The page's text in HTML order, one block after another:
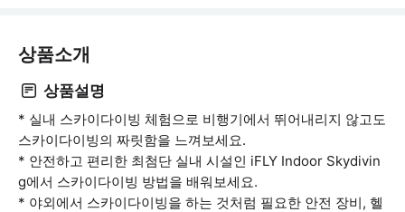
상품소개
상품설명
* 실내 스카이다이빙 체험으로 비행기에서 뛰어내리지 않고도
스카이다이빙의 짜릿함을 느껴보세요.
* 안전하고 편리한 최첨단 실내 시설인 iFLY Indoor Skydivin
g에서 스카이다이빙 방법을 배워보세요.
* 야외에서 스카이다이빙을 하는 것처럼 필요한 안전 장비, 헬